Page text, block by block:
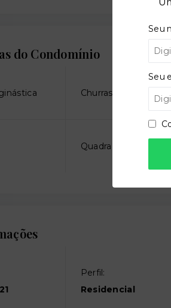
do Condomínio
Churrasqueira
Quadra poliesportiva
Perfil:
Residencial
Seu
Seu